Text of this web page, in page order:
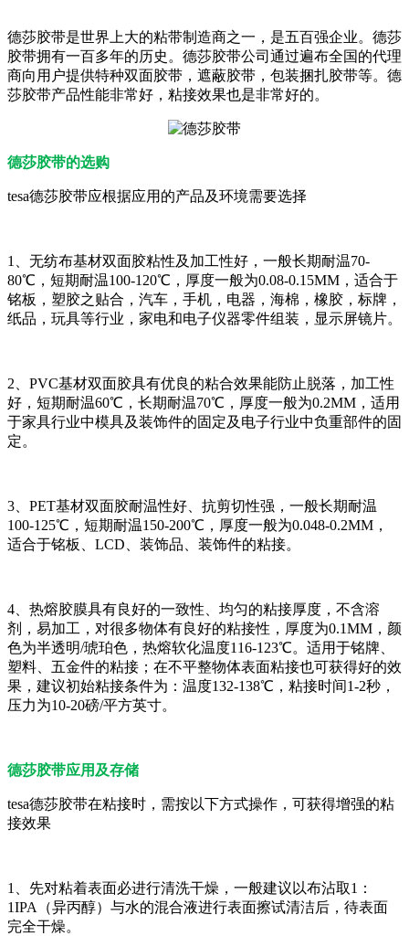
德莎胶带是世界上大的粘带制造商之一，是五百强企业。德莎
胶带拥有一百多年的历史。德莎胶带公司通过遍布全国的代理
商向用户提供特种双面胶带，遮蔽胶带，包装捆扎胶带等。德
莎胶带产品性能非常好，粘接效果也是非常好的。
德莎胶带的选购
tesa德莎胶带应根据应用的产品及环境需要选择
1、无纺布基材双面胶粘性及加工性好，一般长期耐温70-
80℃，短期耐温100-120℃，厚度一般为0.08-0.15MM，适合于
铭板，塑胶之贴合，汽车，手机，电器，海棉，橡胶，标牌，
纸品，玩具等行业，家电和电子仪器零件组装，显示屏镜片。
2、PVC基材双面胶具有优良的粘合效果能防止脱落，加工性
好，短期耐温60℃，长期耐温70℃，厚度一般为0.2MM，适用
于家具行业中模具及装饰件的固定及电子行业中负重部件的固
定。
3、PET基材双面胶耐温性好、抗剪切性强，一般长期耐温
100-125℃，短期耐温150-200℃，厚度一般为0.048-0.2MM，
适合于铭板、LCD、装饰品、装饰件的粘接。
4、热熔胶膜具有良好的一致性、均匀的粘接厚度，不含溶
剂，易加工，对很多物体有良好的粘接性，厚度为0.1MM，颜
色为半透明/琥珀色，热熔软化温度116-123℃。适用于铭牌、
塑料、五金件的粘接；在不平整物体表面粘接也可获得好的效
果，建议初始粘接条件为：温度132-138℃，粘接时间1-2秒，
压力为10-20磅/平方英寸。
德莎胶带应用及存储
tesa德莎胶带在粘接时，需按以下方式操作，可获得增强的粘
接效果
1、先对粘着表面必进行清洗干燥，一般建议以布沾取1：
1IPA（异丙醇）与水的混合液进行表面擦试清洁后，待表面
完全干燥。